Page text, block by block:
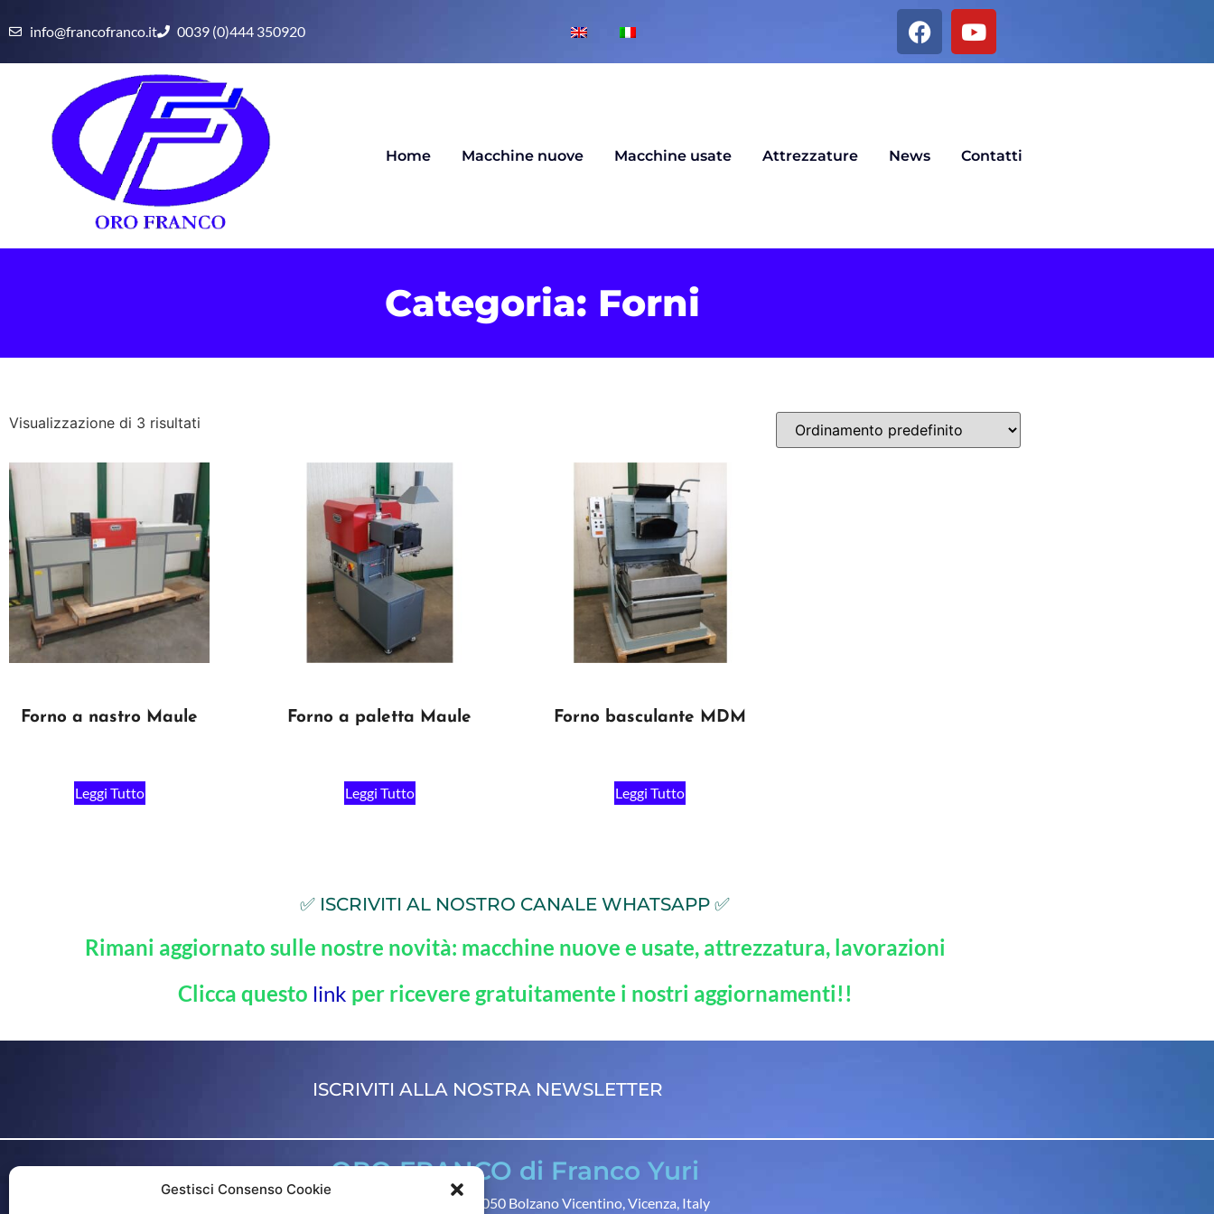
Gestisci Consenso Cookie
info@francofranco.it 0039 (0)444 350920
Home Macchine nuove Macchine usate Attrezzature News Contatti
Categoria: Forni
Visualizzazione di 3 risultati
Forno a nastro Maule
Leggi Tutto
Forno a paletta Maule
Leggi Tutto
Forno basculante MDM
Leggi Tutto
✅ ISCRIVITI AL NOSTRO CANALE WHATSAPP ✅
Rimani aggiornato sulle nostre novità: macchine nuove e usate, attrezzatura, lavorazioni
Clicca questo link per ricevere gratuitamente i nostri aggiornamenti!!
ISCRIVITI ALLA NOSTRA NEWSLETTER
ORO FRANCO di Franco Yuri
Via dell'Artigianato 13, 36050 Bolzano Vicentino, Vicenza, Italy